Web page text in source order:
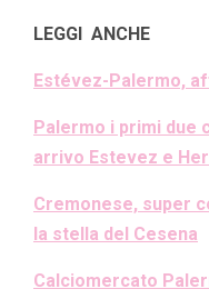
LEGGI ANCHE
Estévez-Palermo,
Palermo i primi due
arrivo Estevez e
Cremonese, super
la stella del Cesena
Calciomercato